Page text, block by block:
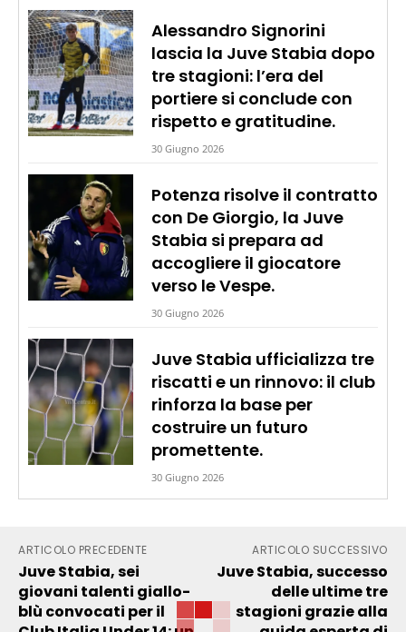
Alessandro Signorini
lascia la Juve Stabia dopo
tre stagioni: l’era del
portiere si conclude con
rispetto e gratitudine.
30 Giugno 2026
Potenza risolve il contratto
con De Giorgio, la Juve
Stabia si prepara ad
accogliere il giocatore
verso le Vespe.
30 Giugno 2026
Juve Stabia ufficializza tre
riscatti e un rinnovo: il club
rinforza la base per
costruire un futuro
promettente.
30 Giugno 2026
ARTICOLO PRECEDENTE
Juve Stabia, sei
giovani talenti giallo-
blù convocati per il
ARTICOLO SUCCESSIVO
Juve Stabia, successo
delle ultime tre
stagioni grazie alla